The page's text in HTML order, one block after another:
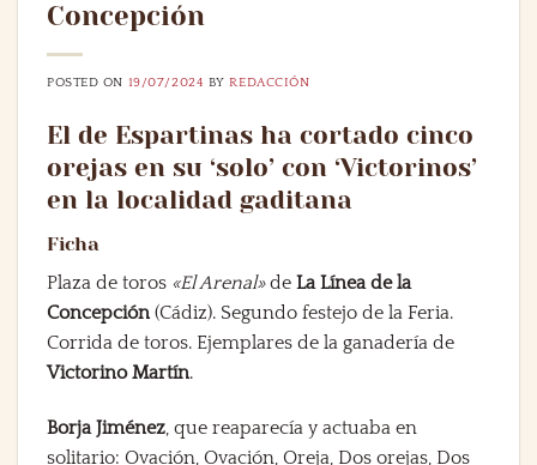
Concepción
POSTED ON 19/07/2024 BYREDACCIÓN
El de Espartinas ha cortado cinco
orejas en su ‘solo’ con ‘Victorinos’
en la localidad gaditana
Ficha
Plaza de toros «El Arenal»de La Línea de la
Concepción(Cádiz). Segundo festejo de la Feria.
Corrida de toros. Ejemplares de la ganadería de
Victorino Martín.
Borja Jiménez, que reaparecía y actuaba en
solitario: Ovación, Ovación, Oreja, Dos orejas, Dos